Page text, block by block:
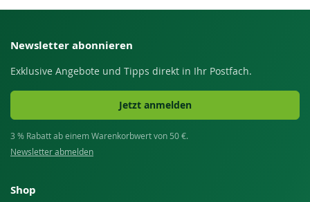
Newsletter abonnieren
Exklusive Angebote und Tipps direkt in Ihr Postfach.
Jetzt anmelden
3 % Rabatt ab einem Warenkorbwert von 50 €.
Newsletter abmelden
Shop